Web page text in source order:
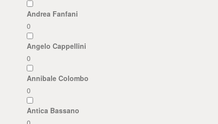
Andrea Fanfani
0
Angelo Cappellini
0
Annibale Colombo
0
Antica Bassano